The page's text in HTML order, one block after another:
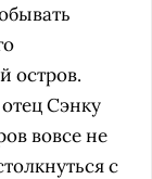
остров.
Сэнку
вовсе не
с